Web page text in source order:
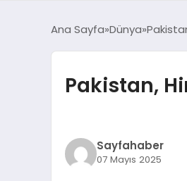
Ana Sayfa Dünya
Pakistan,
Sayfahaber
07 Mayıs 2025